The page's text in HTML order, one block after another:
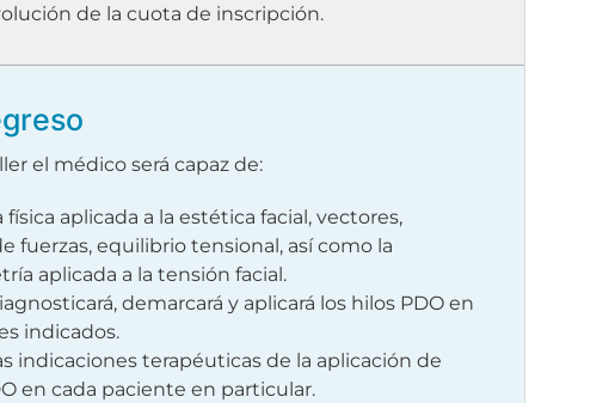
de la cuota de inscripción.
el médico será capaz de:
física aplicada a la estética facial, vectores,
fuerzas, equilibrio tensional, así como la
aplicada a la tensión facial.
demarcará y aplicará los hilos PDO en
indicados.
indicaciones terapéuticas de la aplicación de
en cada paciente en particular.